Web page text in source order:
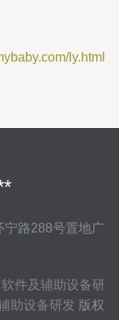
ly.html
宁路288号置地广
软件及辅助设备研
助设备研发 版权